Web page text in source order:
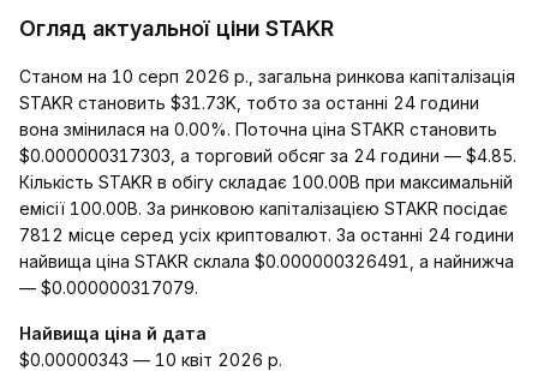
Огляд актуальної ціни STAKR
Станом на 10 серп 2026 р., загальна ринкова капіталізація
STAKR становить $31.73K, тобто за останні 24 години
вона змінилася на 0.00%. Поточна ціна STAKR становить
$0.000000317303, а торговий обсяг за 24 години — $4.85.
Кількість STAKR в обігу складає 100.00B при максимальній
емісії 100.00B. За ринковою капіталізацією STAKR посідає
7812 місце серед усіх криптовалют. За останні 24 години
найвища ціна STAKR склала $0.000000326491, а найнижча
— $0.000000317079.
Найвища ціна й дата
$0.00000343 — 10 квіт 2026 р.